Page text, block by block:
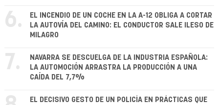
6.
EL INCENDIO DE UN COCHE EN LA A-12 OBLIGA A CORTAR
LA AUTOVÍA DEL CAMINO: EL CONDUCTOR SALE ILESO DE
MILAGRO
7.
NAVARRA SE DESCUELGA DE LA INDUSTRIA ESPAÑOLA:
LA AUTOMOCIÓN ARRASTRA LA PRODUCCIÓN A UNA
CAÍDA DEL 7,7%
EL DECISIVO GESTO DE UN POLICÍA EN PRÁCTICAS QUE